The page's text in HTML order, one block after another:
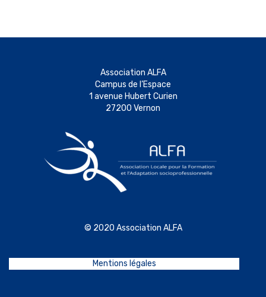
Association ALFA
Campus de l’Espace
1 avenue Hubert Curien
27200 Vernon
© 2020 Association ALFA
Mentions légales